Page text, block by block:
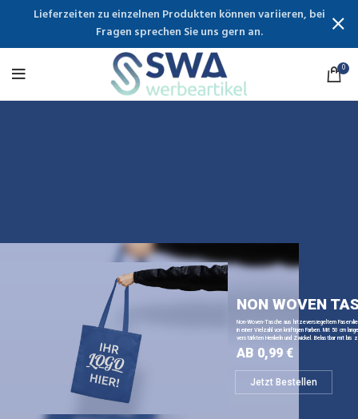
0
NON WOVEN
Non-Woven-Tasche aus hitzeversiegeltem
in einer Vielzahl von kräftigen Farben. Mit 50 cm
verstärkten Henkeln und Zwickel. Belastbar mit bis
Jetzt Bestellen
AB 0,99 €
Lieferzeiten zu einzelnen Produkten können variieren, bei
Fragen sprechen Sie uns gern an.